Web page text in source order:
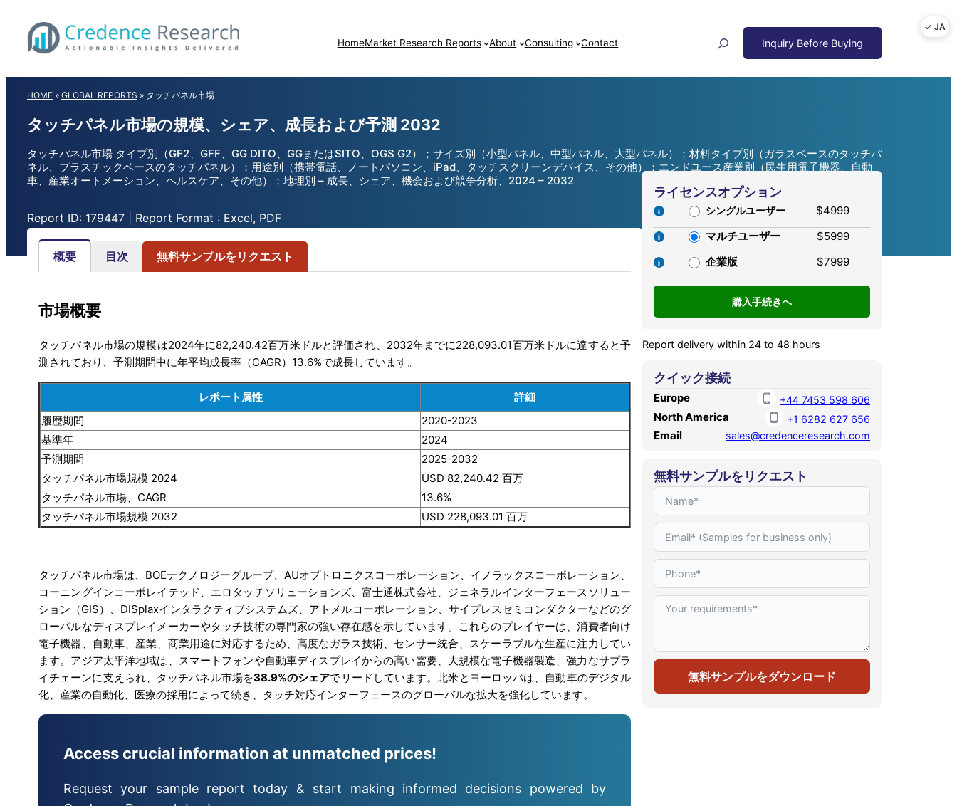
content
HomeMarket Research Reports About Consulting Contact
HOME » GLOBAL REPORTS » タッチパネル市場
タッチパネル市場の規模、シェア、成長および予測 2032
タッチパネル市場 タイプ別（GF2、GFF、GG DITO、GGまたはSITO、OGS G2）；サイズ別（小型パネル、中型パネル、大型パネル）；材料タイプ別（ガラスベースのタッチパ
ネル、プラスチックベースのタッチパネル）；用途別（携帯電話、ノートパソコン、iPad、タッチスクリーンデバイス、その他）；エンドユース産業別（民生用電子機器、自動
車、産業オートメーション、ヘルスケア、その他）；地理別 – 成長、シェア、機会および競争分析、2024 – 2032
Report ID: 179447 | Report Format : Excel, PDF
概要 目次 無料サンプルをリクエスト
市場概要
タッチパネル市場の規模は2024年に82,240.42百万米ドルと評価され、2032年までに228,093.01百万米ドルに達すると予
測されており、予測期間中に年平均成長率（CAGR）13.6%で成長しています。
レポート属性
詳細
履歴期間
2020-2023
基準年
2024
予測期間
2025-2032
タッチパネル市場規模 2024
USD 82,240.42 百万
タッチパネル市場、CAGR
13.6%
タッチパネル市場規模 2032
USD 228,093.01 百万
タッチパネル市場は、BOEテクノロジーグループ、AUオプトロニクスコーポレーション、イノラックスコーポレーション、
コーニングインコーポレイテッド、エロタッチソリューションズ、富士通株式会社、ジェネラルインターフェースソリュー
ション（GIS）、DISplaxインタラクティブシステムズ、アトメルコーポレーション、サイプレスセミコンダクターなどのグ
ローバルなディスプレイメーカーやタッチ技術の専門家の強い存在感を示しています。これらのプレイヤーは、消費者向け
電子機器、自動車、産業、商業用途に対応するため、高度なガラス技術、センサー統合、スケーラブルな生産に注力してい
ます。アジア太平洋地域は、スマートフォンや自動車ディスプレイからの高い需要、大規模な電子機器製造、強力なサプラ
イチェーンに支えられ、タッチパネル市場を38.9%のシェアでリードしています。北米とヨーロッパは、自動車のデジタル
化、産業の自動化、医療の採用によって続き、タッチ対応インターフェースのグローバルな拡大を強化しています。
Access crucial information at unmatched prices!
Request your sample report today & start making informed decisions powered by
ライセンスオプション
シングルユーザー
$4999
マルチユーザー
$5999
企業版
$7999
Report delivery within 24 to 48 hours
クイック接続
Europe +44 7453 598 606
North America +1 6282 627 656
Email sales@credenceresearch.com
無料サンプルをリクエスト
無料サンプルをダウンロード